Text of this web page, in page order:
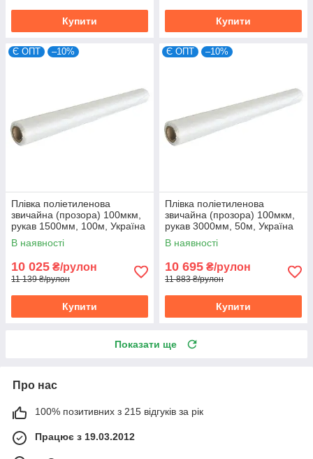
Купити Купити
Є ОПТ –10%
Плівка поліетиленова
звичайна (прозора) 100мкм,
рукав 1500мм, 100м, Україна
(10-937)
В наявності
10 025 ₴/рулон
11 139 ₴/рулон
Купити
Є ОПТ –10%
Плівка поліетиленова
звичайна (прозора) 100мкм,
рукав 3000мм, 50м, Україна
(10-942)
В наявності
10 695 ₴/рулон
11 883 ₴/рулон
Купити
Показати ще
Про нас
100% позитивних з 215 відгуків за рік
Працює з 19.03.2012